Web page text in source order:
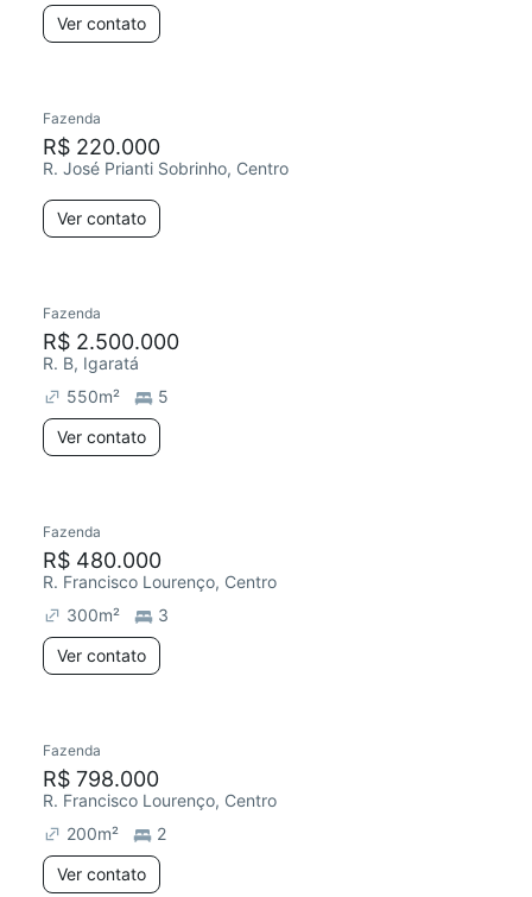
Ver contato
Fazenda
R$ 220.000
R. José Prianti Sobrinho, Centro
Ver contato
Chegou este mês
Fazenda
R$ 2.500.000
R. B, Igaratá
550m²
5
Ver contato
Fazenda
R$ 480.000
R. Francisco Lourenço, Centro
300m²
3
Ver contato
Fazenda
R$ 798.000
R. Francisco Lourenço, Centro
200m²
2
Ver contato